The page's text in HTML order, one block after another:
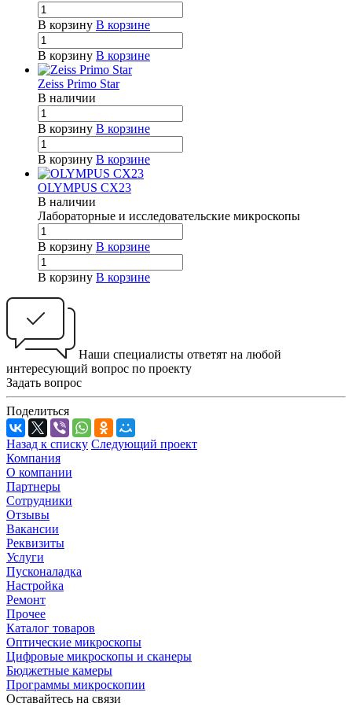
В корзину В корзине
В корзину В корзине
Zeiss Primo Star
В наличии
В корзину В корзине
В корзину В корзине
OLYMPUS CX23
В наличии
Лабораторные и исследовательские микроскопы
В корзину В корзине
В корзину В корзине
Наши специалисты ответят на любой
интересующий вопрос по проекту
Задать вопрос
Поделиться
Назад к списку Следующий проект
Компания
О компании
Партнеры
Сотрудники
Отзывы
Вакансии
Реквизиты
Услуги
Пусконаладка
Настройка
Ремонт
Прочее
Каталог товаров
Оптические микроскопы
Цифровые микроскопы и сканеры
Бюджетные камеры
Программы микроскопии
Оставайтесь на связи